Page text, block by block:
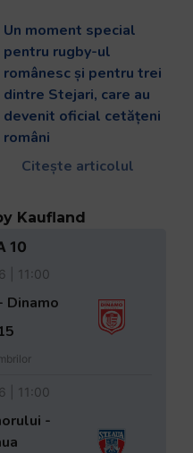
Un moment special
pentru rugby-ul
românesc și pentru trei
dintre Stejari, care au
devenit oficial cetățeni
români
Citește articolul
Kaufland
10
| 11:00
Dinamo
| 11:00
-